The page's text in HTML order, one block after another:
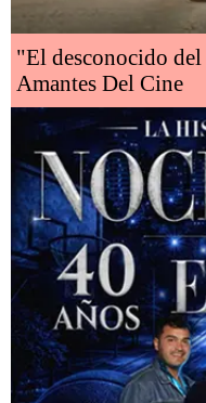
"El desconocido
Amantes Del Cine